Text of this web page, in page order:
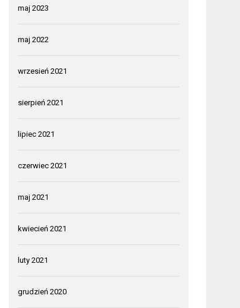
maj 2023
maj 2022
wrzesień 2021
sierpień 2021
lipiec 2021
czerwiec 2021
maj 2021
kwiecień 2021
luty 2021
grudzień 2020